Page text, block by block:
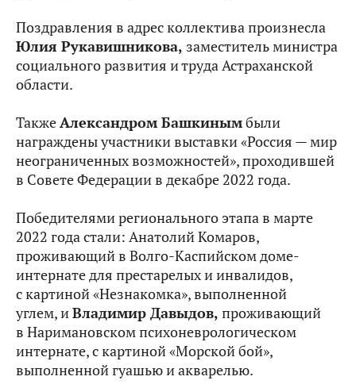
Поздравления в адрес коллектива произнесла
Юлия Рукавишникова, заместитель министра
социального развития и труда Астраханской
области.
ТакжеАлександром Башкинымбыли
награждены участники выставки «Россия — мир
неограниченных возможностей», проходившей
в Совете Федерации в декабре 2022 года.
Победителями регионального этапа в марте
2022 года стали: Анатолий Комаров,
проживающий в Волго-Каспийском доме-
интернате для престарелых и инвалидов,
с картиной «Незнакомка», выполненной
углем, иВладимир Давыдов, проживающий
в Наримановском психоневрологическом
интернате, с картиной «Морской бой»,
выполненной гуашью и акварелью.